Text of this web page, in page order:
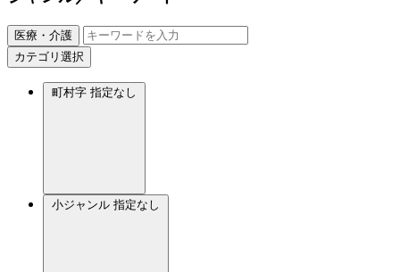
医療・介護
カテゴリ選択
町村字 指定なし
小ジャンル 指定なし